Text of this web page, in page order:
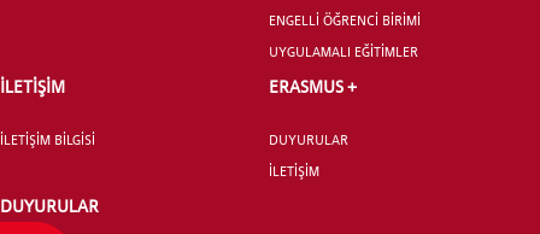
ENGELLİ ÖĞRENCİ BİRİMİ
UYGULAMALI EĞİTİMLER
İLETİŞİM
İLETİŞİM BİLGİSİ
ERASMUS +
DUYURULAR
İLETİŞİM
DUYURULAR